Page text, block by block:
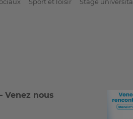
Venez nous